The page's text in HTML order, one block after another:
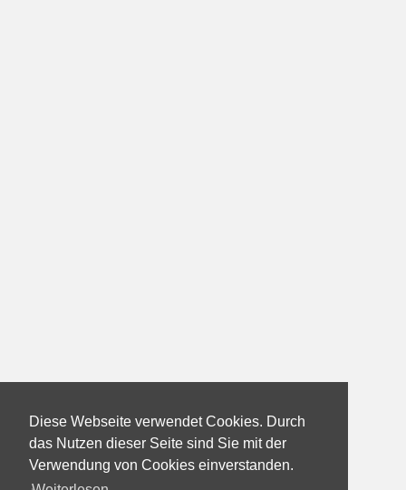
Diese Webseite verwendet Cookies. Durch
das Nutzen dieser Seite sind Sie mit der
Verwendung von Cookies einverstanden.